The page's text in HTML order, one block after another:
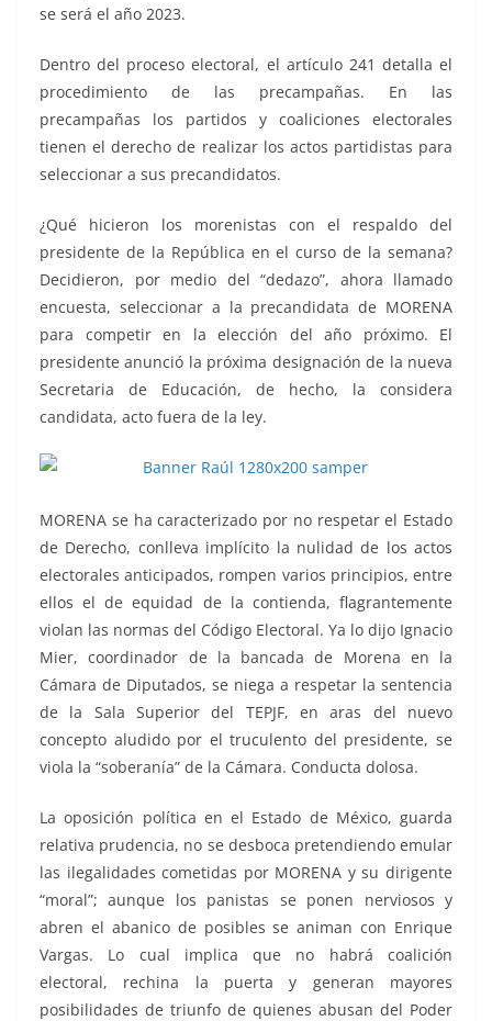
se será el año 2023.
Dentro del proceso electoral, el artículo 241 detalla el
procedimiento de las precampañas. En las
precampañas los partidos y coaliciones electorales
tienen el derecho de realizar los actos partidistas para
seleccionar a sus precandidatos.
¿Qué hicieron los morenistas con el respaldo del
presidente de la República en el curso de la semana?
Decidieron, por medio del “dedazo”, ahora llamado
encuesta, seleccionar a la precandidata de MORENA
para competir en la elección del año próximo. El
presidente anunció la próxima designación de la nueva
Secretaria de Educación, de hecho, la considera
candidata, acto fuera de la ley.
MORENA se ha caracterizado por no respetar el Estado
de Derecho, conlleva implícito la nulidad de los actos
electorales anticipados, rompen varios principios, entre
ellos el de equidad de la contienda, flagrantemente
violan las normas del Código Electoral. Ya lo dijo Ignacio
Mier, coordinador de la bancada de Morena en la
Cámara de Diputados, se niega a respetar la sentencia
de la Sala Superior del TEPJF, en aras del nuevo
concepto aludido por el truculento del presidente, se
viola la “soberanía” de la Cámara. Conducta dolosa.
La oposición política en el Estado de México, guarda
relativa prudencia, no se desboca pretendiendo emular
las ilegalidades cometidas por MORENA y su dirigente
“moral”; aunque los panistas se ponen nerviosos y
abren el abanico de posibles se animan con Enrique
Vargas. Lo cual implica que no habrá coalición
electoral, rechina la puerta y generan mayores
posibilidades de triunfo de quienes abusan del Poder